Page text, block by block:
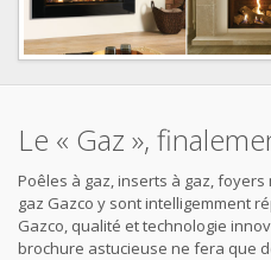
Le « Gaz »,
Poêles à gaz, inserts à gaz,
gaz Gazco y sont intelligemment
Gazco, qualité et technologie
brochure astucieuse ne fera que